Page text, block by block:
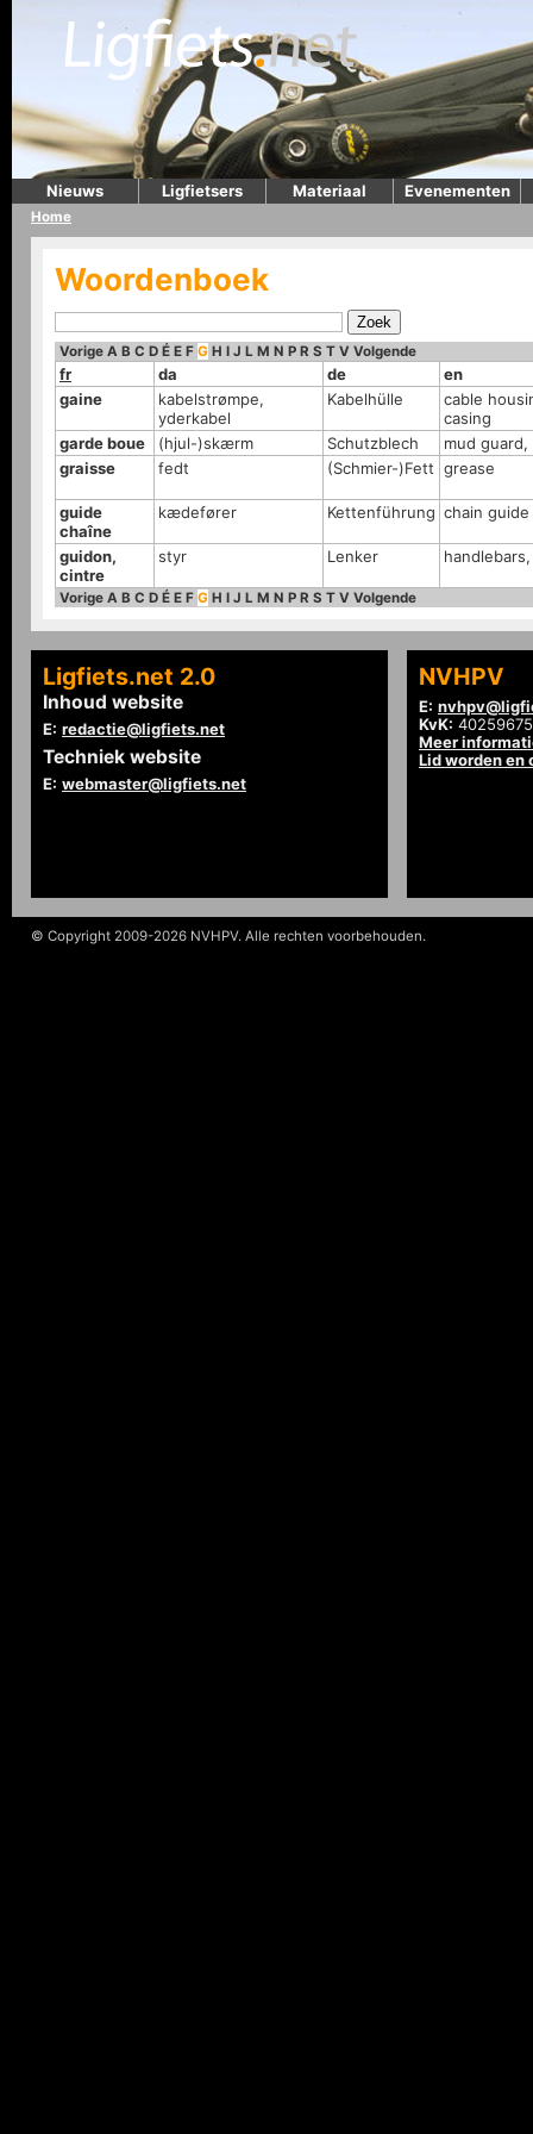
Nieuws Ligfietsers Materiaal Evenementen
Home
Woordenboek
Vorige A B C D É E F G H I J L M N P R S T V Volgende
fr da de
en
gaine
kabelstrømpe,
yderkabel
Kabelhülle
cable
casing
garde boue
(hjul-)skærm Schutzblech
mud
graisse
fedt (Schmier-)Fett grease
guide
chaîne
kædefører Kettenführung chain guide
guidon,
cintre
styr Lenker
Vorige A B C D É E F G H I J L M N P R S T V Volgende
Ligfiets.net 2.0
Inhoud website
E: redactie@ligfiets.net
Techniek website
E: webmaster@ligfiets.net
NVHPV
E:
KvK: 40259675
Meer
Lid worden en
© Copyright 2009-2026 NVHPV. Alle rechten voorbehouden.